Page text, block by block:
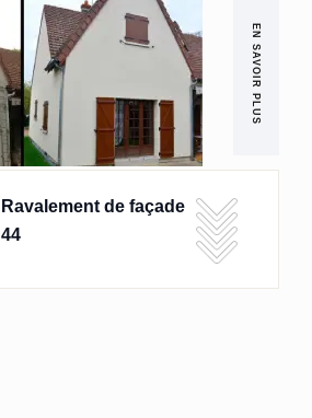
EN SAVOIR PLUS
Ravalement de façade
44